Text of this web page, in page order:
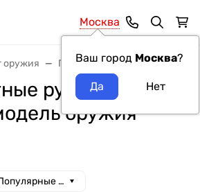
Москва
Ваш город Москва?
оружия Пистолетные рукоятки
рукоятки Fab
оружия
сначала